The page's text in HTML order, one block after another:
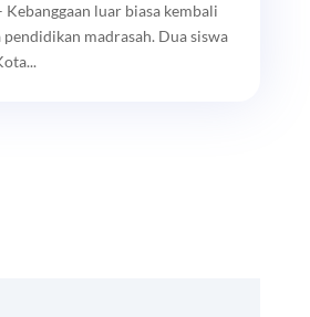
Kebanggaan luar biasa kembali
madrasah. Dua siswa